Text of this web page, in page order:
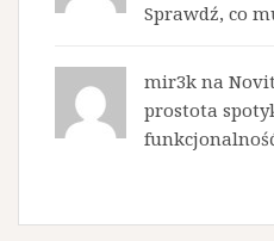
Sprawdź, co
mir3k na
prostota